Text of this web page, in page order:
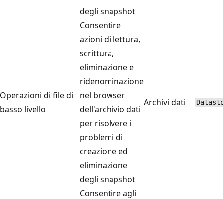
degli snapshot
Operazioni di file di
basso livello
Consentire
azioni di lettura,
scrittura,
eliminazione e
ridenominazione
nel browser
dell'archivio dati
per risolvere i
problemi di
creazione ed
eliminazione
degli snapshot
Archivi dati
Consentire agli